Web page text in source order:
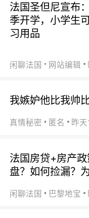
法国圣但尼宣布
季开学，小学生
习用品
闲聊法国 网站编辑
我嫉妒他比我帅
真情秘密 匿名 昨
法国房贷+房产
盘？如何捡漏？
闲聊法国 巴黎地宝